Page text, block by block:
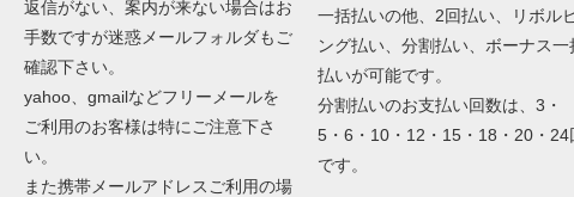
返信がない、案内が来ない場合はお
手数ですが迷惑メールフォルダもご
確認下さい。
yahoo、gmailなどフリーメールを
ご利用のお客様は特にご注意下さ
い。
また携帯メールアドレスご利用の場
一括払いの他、2回払い、リボル
ング払い、分割払い、ボーナス一
払いが可能です。
分割払いのお支払い回数は、3・
5・6・10・12・15・18・20・24
です。